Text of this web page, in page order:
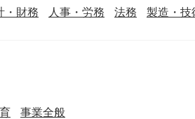
・財務 人事・労務 法務 製造・技
事業全般